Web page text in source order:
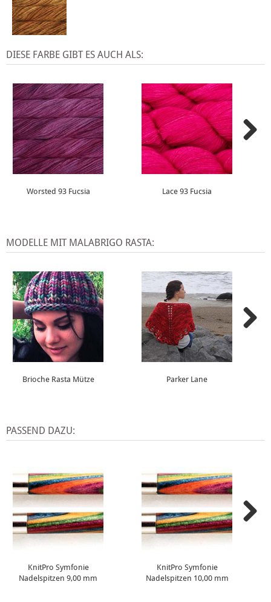
DIESE FARBE GIBT ES AUCH ALS:
Worsted 93 Fucsia Lace 93 Fucsia
MODELLE MIT MALABRIGO RASTA:
Brioche Rasta Mütze Parker Lane
PASSEND DAZU:
KnitPro Symfonie
Nadelspitzen 9,00 mm
KnitPro Symfonie
Nadelspitzen 10,00 mm